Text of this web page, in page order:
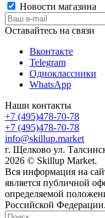
Новости магазина
Оставайтесь на связи
Вконтакте
Telegram
Одноклассники
WhatsApp
Наши контакты
+7 (495)478-70-78
+7 (495)478-70-78
info@skillup.market
г. Щелково ул.
2026 © Skillup Market.
Вся информация на
является публичной
определяемой
Российской Федерации.